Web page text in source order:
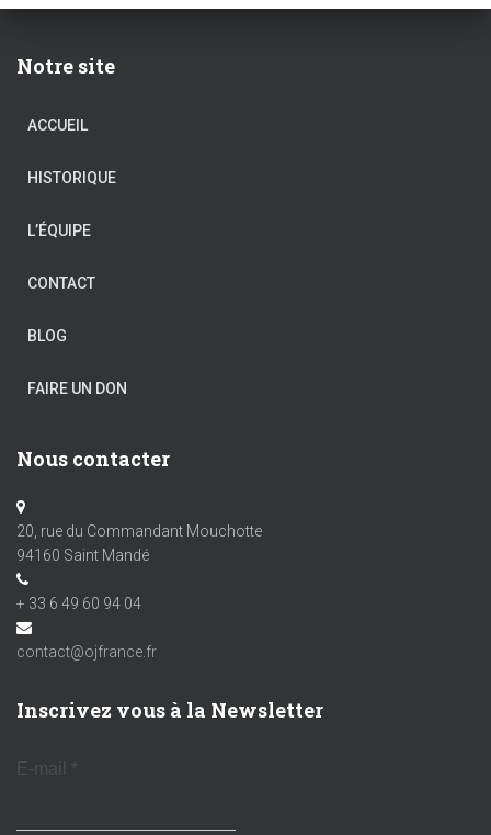
Notre site
ACCUEIL
HISTORIQUE
L’ÉQUIPE
CONTACT
BLOG
FAIRE UN DON
Nous contacter
20, rue du Commandant Mouchotte
94160 Saint Mandé
+ 33 6 49 60 94 04
contact@ojfrance.fr
Inscrivez vous à la Newsletter
E-mail *